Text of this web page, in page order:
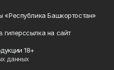
«Республика Башкортостан»
гиперссылка на сайт
18+
данных